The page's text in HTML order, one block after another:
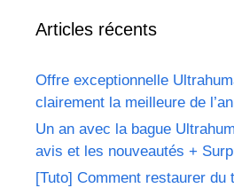
Articles récents
Offre exceptionnelle
clairement la meilleure de
Un an avec la bague
avis et les nouveautés +
[Tuto] Comment restaurer du